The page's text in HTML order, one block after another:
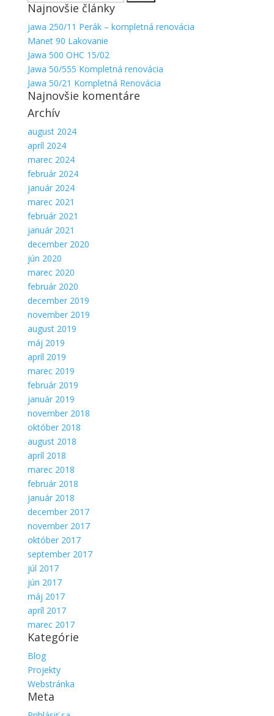
Najnovšie články
jawa 250/11 Perák – kompletná renovácia
Manet 90 Lakovanie
Jawa 500 OHC 15/02
Jawa 50/555 Kompletná renovácia
Jawa 50/21 Kompletná Renovácia
Najnovšie komentáre
Archív
august 2024
apríl 2024
marec 2024
február 2024
január 2024
marec 2021
február 2021
január 2021
december 2020
jún 2020
marec 2020
február 2020
december 2019
november 2019
august 2019
máj 2019
apríl 2019
marec 2019
február 2019
január 2019
november 2018
október 2018
august 2018
apríl 2018
marec 2018
február 2018
január 2018
december 2017
november 2017
október 2017
september 2017
júl 2017
jún 2017
máj 2017
apríl 2017
marec 2017
Kategórie
Blog
Projekty
Webstránka
Meta
spôsobu
používania
webovej
stránky.